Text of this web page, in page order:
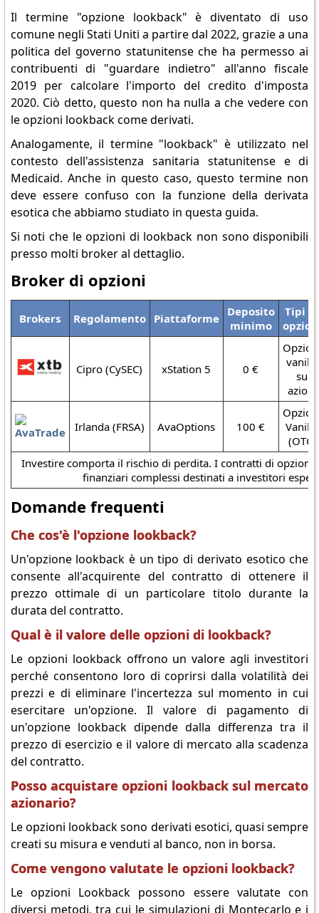
Il termine "opzione lookback" è diventato di uso
comune negli Stati Uniti a partire dal 2022, grazie a una
politica del governo statunitense che ha permesso ai
contribuenti di "guardare indietro" all'anno fiscale
2019 per calcolare l'importo del credito d'imposta
2020. Ciò detto, questo non ha nulla a che vedere con
le opzioni lookback come derivati.
Analogamente, il termine "lookback" è utilizzato nel
contesto dell'assistenza sanitaria statunitense e di
Medicaid. Anche in questo caso, questo termine non
deve essere confuso con la funzione della derivata
esotica che abbiamo studiato in questa guida.
Si noti che le opzioni di lookback non sono disponibili
presso molti broker al dettaglio.
Broker di opzioni
Brokers Regolamento Piattaforme
Deposito
minimo
Tipi di
Cipro (CySEC) xStation 5 0 €
vanilla
su
azioni
Irlanda (FRSA) AvaOptions 100 €
Vanilla
(OTC)
Investire comporta il rischio di perdita. I contratti di
finanziari complessi destinati a investitori
Domande frequenti
Che cos'è l'opzione lookback?
Un'opzione lookback è un tipo di derivato esotico che
consente all'acquirente del contratto di ottenere il
prezzo ottimale di un particolare titolo durante la
durata del contratto.
Qual è il valore delle opzioni di lookback?
Le opzioni lookback offrono un valore agli investitori
perché consentono loro di coprirsi dalla volatilità dei
prezzi e di eliminare l'incertezza sul momento in cui
esercitare un'opzione. Il valore di pagamento di
un'opzione lookback dipende dalla differenza tra il
prezzo di esercizio e il valore di mercato alla scadenza
del contratto.
Posso acquistare opzioni lookback sul mercato
azionario?
Le opzioni lookback sono derivati esotici, quasi sempre
creati su misura e venduti al banco, non in borsa.
Come vengono valutate le opzioni lookback?
Le opzioni Lookback possono essere valutate con
diversi metodi, tra cui le simulazioni di Montecarlo e i